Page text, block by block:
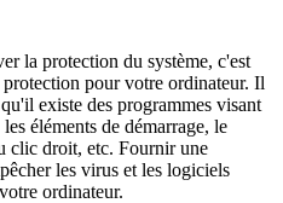
la protection du système, c'est
pour votre ordinateur. Il
existe des programmes visant
éléments de démarrage, le
clic droit, etc. Fournir une
les virus et les logiciels
ordinateur.